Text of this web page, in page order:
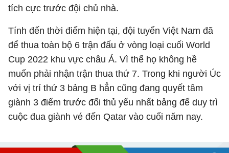
tích cực trước đội chủ nhà.
Tính đến thời điểm hiện tại, đội tuyển Việt Nam đã
để thua toàn bộ 6 trận đấu ở vòng loại cuối World
Cup 2022 khu vực châu Á. Vì thế họ không hề
muốn phải nhận trận thua thứ 7. Trong khi người Úc
với vị trí thứ 3 bảng B hẳn cũng đang quyết tâm
giành 3 điểm trước đối thủ yếu nhất bảng để duy trì
cuộc đua giành vé đến Qatar vào cuối năm nay.